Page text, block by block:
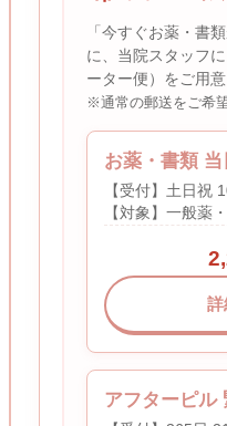
「今すぐお薬・書
に、当院スタッフ
ーター便）をご用意
※通常の郵送をご希
お薬・書類
【受付】土日祝
【対象】一般薬
詳
アフターピル